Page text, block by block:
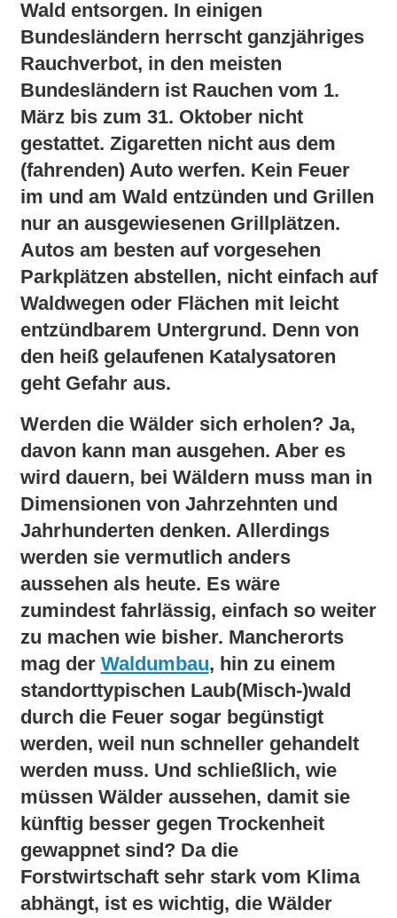
Wald entsorgen. In einigen
Bundesländern herrscht ganzjähriges
Rauchverbot, in den meisten
Bundesländern ist Rauchen vom 1.
März bis zum 31. Oktober nicht
gestattet. Zigaretten nicht aus dem
(fahrenden) Auto werfen. Kein Feuer
im und am Wald entzünden und Grillen
nur an ausgewiesenen Grillplätzen.
Autos am besten auf vorgesehen
Parkplätzen abstellen, nicht einfach auf
Waldwegen oder Flächen mit leicht
entzündbarem Untergrund. Denn von
den heiß gelaufenen Katalysatoren
geht Gefahr aus.
Werden die Wälder sich erholen? Ja,
davon kann man ausgehen. Aber es
wird dauern, bei Wäldern muss man in
Dimensionen von Jahrzehnten und
Jahrhunderten denken. Allerdings
werden sie vermutlich anders
aussehen als heute. Es wäre
zumindest fahrlässig, einfach so weiter
zu machen wie bisher. Mancherorts
mag der Waldumbau, hin zu einem
standorttypischen Laub(Misch-)wald
durch die Feuer sogar begünstigt
werden, weil nun schneller gehandelt
werden muss. Und schließlich, wie
müssen Wälder aussehen, damit sie
künftig besser gegen Trockenheit
gewappnet sind? Da die
Forstwirtschaft sehr stark vom Klima
abhängt, ist es wichtig, die Wälder